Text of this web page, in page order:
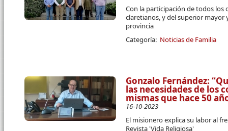
Con la participación de todos
claretianos, y del superior
provincia
Categoría: Noticias de Familia
Gonzalo Fernández:
las necesidades de los
mismas que hace 50
16-10-2023
El misionero explica su labor al
Revista 'Vida Religiosa'